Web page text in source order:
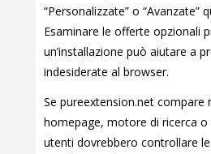
“Personalizzate” o “Avanzate”
Esaminare le offerte opzionali
un’installazione può aiutare a
indesiderate al browser.
Se pureextension.net
homepage, motore di ricerca o
utenti dovrebbero controllare